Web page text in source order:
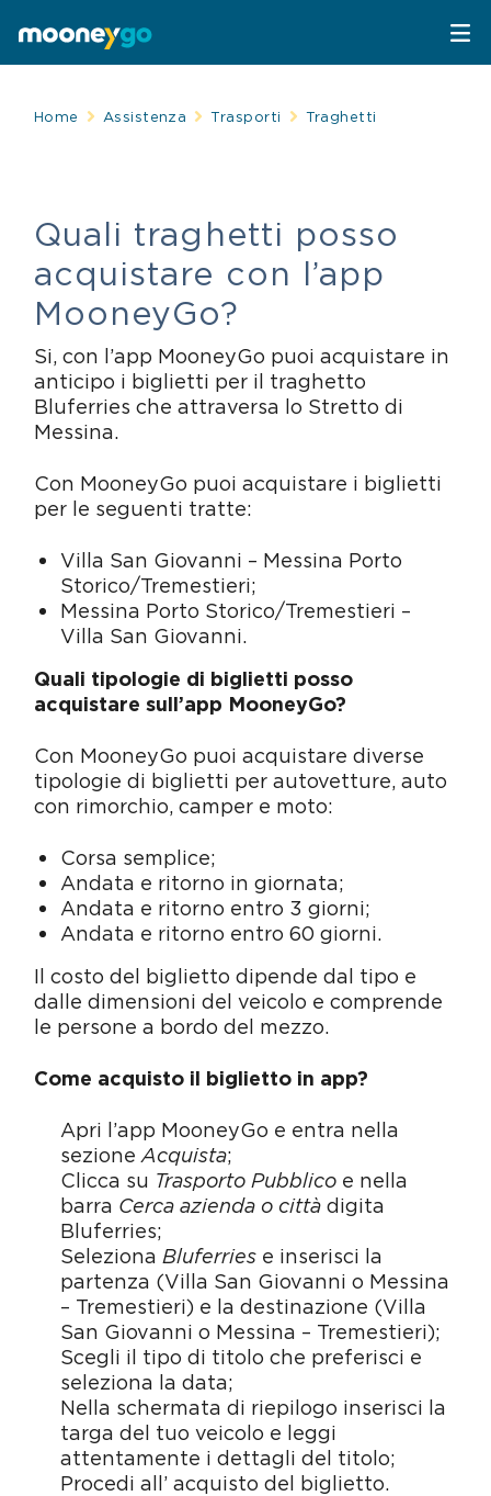
Parcheggi
Sosta su strisce blu
Parcheggi in struttura
Spostati con MooneyGo
Trasporto pubblico
Treni e bus
Taxi
Mobility sharing
Telepedaggio
Telepedaggio
Parcheggi convenzionati
Area C di Milano
Traghetto Stretto Messina
Assistenza Stradale
Attrazioni
Home Assistenza Trasporti Traghetti
Quali traghetti posso
acquistare con l’app
MooneyGo?
Si, con l’app MooneyGo puoi acquistare in
anticipo i biglietti per il traghetto
Bluferries che attraversa lo Stretto di
Messina.
Con MooneyGo puoi acquistare i biglietti
per le seguenti tratte:
Villa San Giovanni – Messina Porto
Storico/Tremestieri;
Messina Porto Storico/Tremestieri –
Villa San Giovanni.
Quali tipologie di biglietti posso
acquistare sull’app MooneyGo?
Con MooneyGo puoi acquistare diverse
tipologie di biglietti per autovetture, auto
con rimorchio, camper e moto:
Corsa semplice;
Andata e ritorno in giornata;
Andata e ritorno entro 3 giorni;
Andata e ritorno entro 60 giorni.
Il costo del biglietto dipende dal tipo e
dalle dimensioni del veicolo e comprende
le persone a bordo del mezzo.
Come acquisto il biglietto in app?
Apri l’app MooneyGo e entra nella
sezione Acquista;
Clicca su Trasporto Pubblico e nella
barra Cerca azienda o città digita
Bluferries;
Seleziona Bluferries e inserisci la
partenza (Villa San Giovanni o Messina
– Tremestieri) e la destinazione (Villa
San Giovanni o Messina – Tremestieri);
Scegli il tipo di titolo che preferisci e
seleziona la data;
Nella schermata di riepilogo inserisci la
targa del tuo veicolo e leggi
attentamente i dettagli del titolo;
Procedi all’ acquisto del biglietto.